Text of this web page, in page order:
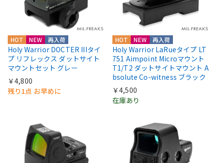
HOT NEW 再入荷
Holy Warrior DOCTER IIIタイ
プ リフレックス ダットサイト
マウントセット グレー
￥4,800
残り1点 お早めに
HOT NEW 再入荷
Holy Warrior LaRueタイプ LT
751 Aimpoint Microマウント
T1/T2 ダットサイトマウント A
bsolute Co-witness ブラック
￥4,500
在庫あり